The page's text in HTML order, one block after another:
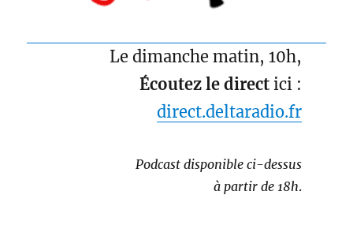
Le dimanche matin, 10h,
Écoutez le direct ici :
direct.deltaradio.fr
Podcast disponible ci-dessus
à partir de 18h.